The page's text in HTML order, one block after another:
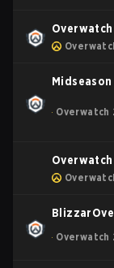
Overwatch
Stage 3
Overwatch
Overwatch
Stage 2
Overwatch